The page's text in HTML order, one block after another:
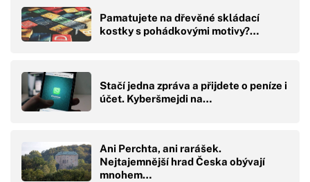
Pamatujete na dřevěné skládací
kostky s pohádkovými motivy?…
Stačí jedna zpráva a přijdete o peníze i
účet. Kyberšmejdi na…
Ani Perchta, ani rarášek.
Nejtajemnější hrad Česka obývají
mnohem…